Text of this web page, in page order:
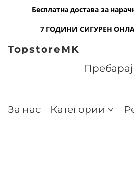
Бесплатна достава за
7 ГОДИНИ СИГУРЕН
TopstoreMK
За нас Категории